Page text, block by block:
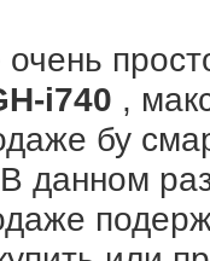
i740 ,
бу
данном